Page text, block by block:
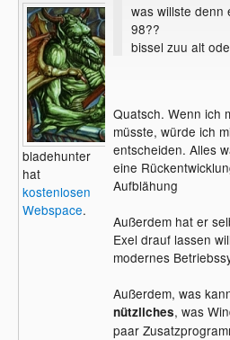
bladehunter
hat
kostenlosen
Webspace.
was willste denn
98??
bissel zuu alt
Quatsch. Wenn ich
müsste, würde ich
entscheiden. Alles
eine
Aufblähung
Außerdem hat er
Exel drauf lassen
modernes
Außerdem, was
nützliches, was
paar